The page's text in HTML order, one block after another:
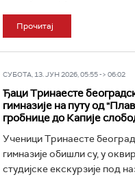
Прочитај
СУБОТА, 13. ЈУН 2026, 05:55 -> 06:02
Ђаци Тринаесте
гимназије на путу од
гробнице до Капије
Ученици Тринаесте
гимназије обишли су, у
студијске екскурзије под